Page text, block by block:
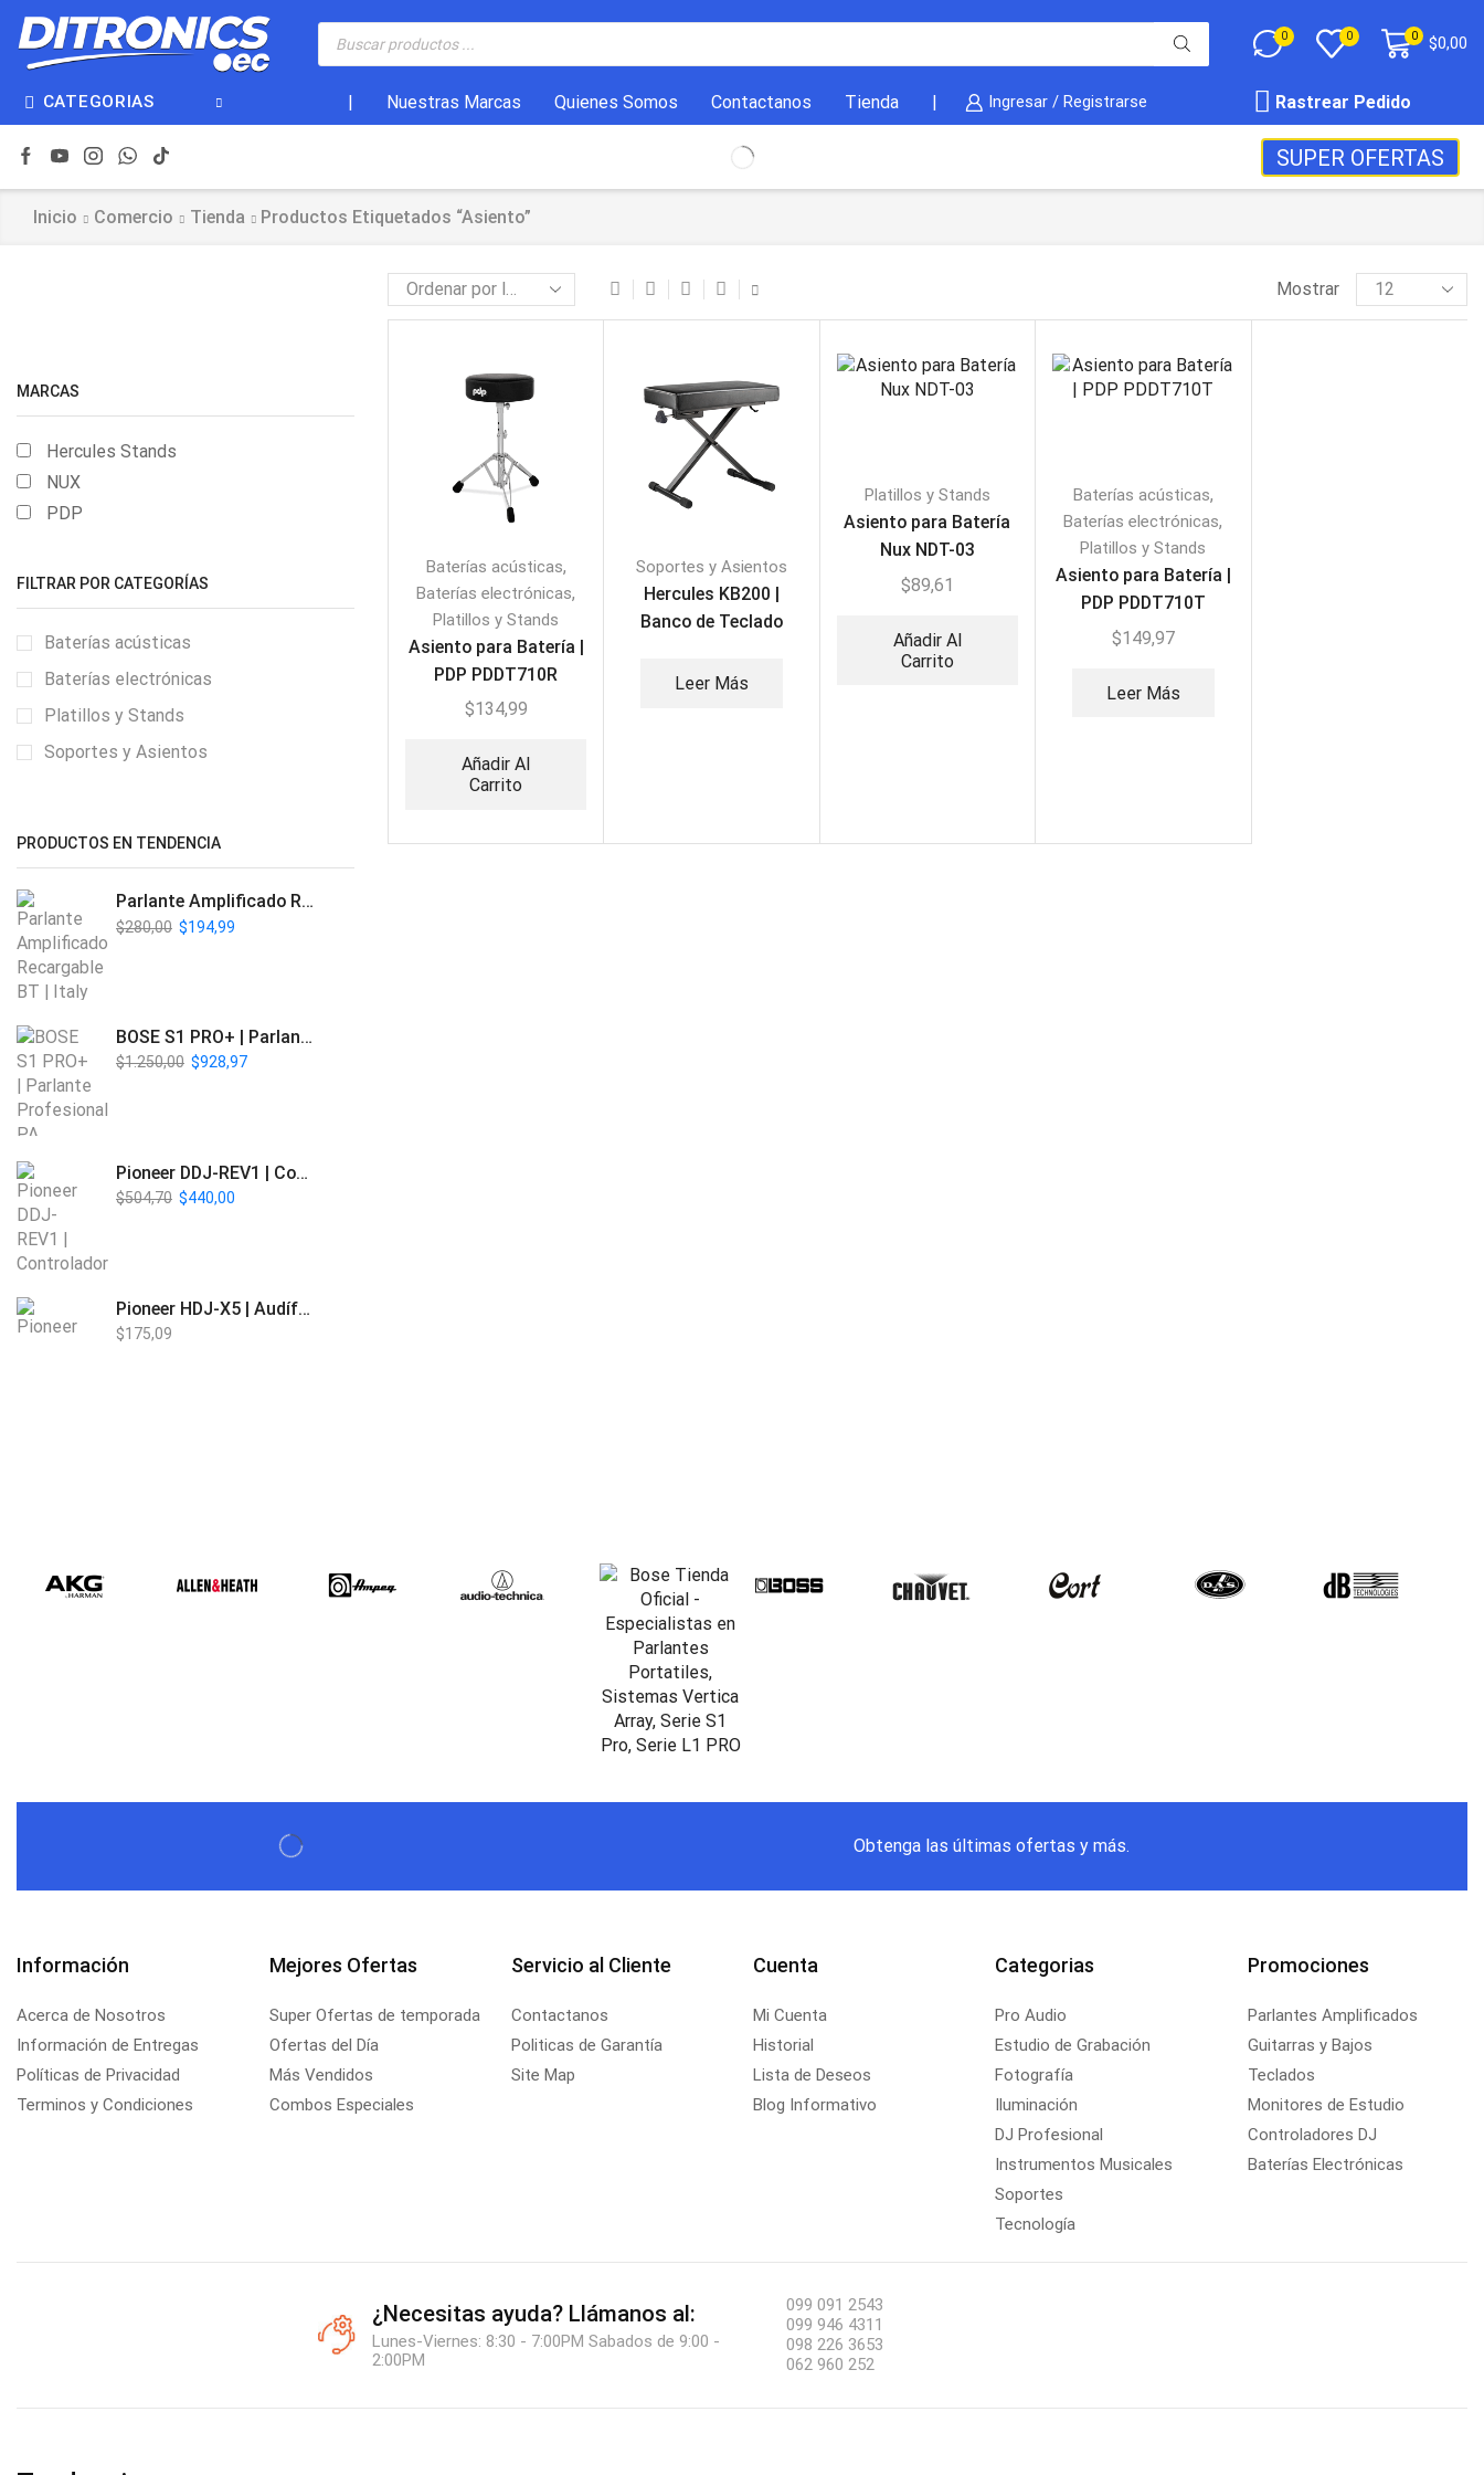
0 0 0 $0,00
CATEGORIAS Nuestras Marcas Quienes Somos Contactanos Tienda Ingresar / Registrarse Rastrear Pedido
SUPER OFERTAS
Inicio Comercio Tienda Productos Etiquetados “asiento”
Mostrar
Baterías acústicas,
Baterías electrónicas,
Platillos y Stands
Asiento para Batería |
PDP PDDT710R
$134,99
Añadir Al
Carrito
Soportes y Asientos
Hercules KB200 |
Banco de Teclado
Leer Más
Platillos y Stands
Asiento para Batería
Nux NDT-03
$89,61
Añadir Al
Carrito
Baterías acústicas,
Baterías electrónicas,
Platillos y Stands
Asiento para Batería |
PDP PDDT710T
$149,97
Leer Más
MARCAS
Hercules Stands
NUX
PDP
FILTRAR POR CATEGORÍAS
Baterías acústicas
Baterías electrónicas
Platillos y Stands
Soportes y Asientos
PRODUCTOS EN TENDENCIA
Parlante Amplificado Recargable BT | Italy Audio ITL-PRO11
$280,00 $194,99
BOSE S1 PRO+ | Parlante Profesional PA Inalámbrico
$1.250,00 $928,97
Pioneer DDJ-REV1 | Controlador DJ de 2 canales estilo Scratch
$504,70 $440,00
Pioneer HDJ-X5 | Audífonos para DJ
$175,09
Obtenga las últimas ofertas y más.
Información
Acerca de Nosotros
Información de Entregas
Políticas de Privacidad
Terminos y Condiciones
Mejores Ofertas
Super Ofertas de temporada
Ofertas del Día
Más Vendidos
Combos Especiales
Servicio al Cliente
Contactanos
Politicas de Garantía
Site Map
Cuenta
Mi Cuenta
Historial
Lista de Deseos
Blog Informativo
Categorias
Pro Audio
Estudio de Grabación
Fotografía
Iluminación
DJ Profesional
Instrumentos Musicales
Soportes
Tecnología
Promociones
Parlantes Amplificados
Guitarras y Bajos
Teclados
Monitores de Estudio
Controladores DJ
Baterías Electrónicas
¿Necesitas ayuda? Llámanos al:
Lunes-Viernes: 8:30 - 7:00PM Sabados de 9:00 -
2:00PM
099 091 2543
099 946 4311
098 226 3653
062 960 252